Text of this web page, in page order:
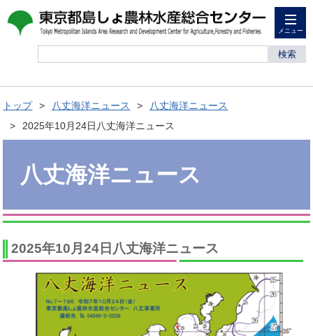
メニュー
検索
トップ 八丈海洋ニュース
八丈海洋ニュース
2025年10月24日八丈海洋ニュース
八丈海洋ニュース
2025年10月24日八丈海洋ニュース